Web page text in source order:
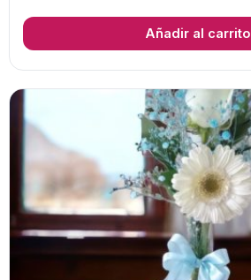
Añadir al carrito